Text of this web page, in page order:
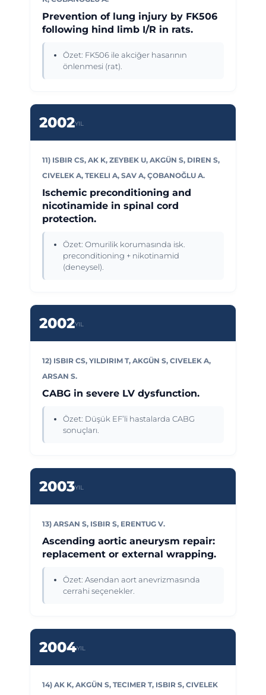
Prevention of lung injury by FK506
following hind limb I/R in rats.
Özet: FK506 ile akciğer hasarının
önlenmesi (rat).
2002YIL
11) ISBIR CS, AK K, ZEYBEK U, AKGÜN S, DIREN S,
CIVELEK A, TEKELI A, SAV A, ÇOBANOĞLU A.
Ischemic preconditioning and
nicotinamide in spinal cord
protection.
Özet: Omurilik korumasında isk.
preconditioning + nikotinamid
(deneysel).
2002YIL
12) ISBIR CS, YILDIRIM T, AKGÜN S, CIVELEK A,
ARSAN S.
CABG in severe LV dysfunction.
Özet: Düşük EF’li hastalarda CABG
sonuçları.
2003YIL
13) ARSAN S, ISBIR S, ERENTUG V.
Ascending aortic aneurysm repair:
replacement or external wrapping.
Özet: Asendan aort anevrizmasında
cerrahi seçenekler.
2004YIL
14) AK K, AKGÜN S, TECIMER T, ISBIR S, CIVELEK